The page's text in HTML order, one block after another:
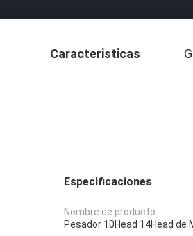
Caracteristicas
Especificaciones
Nombre de producto:
Pesador 10Head 14Head